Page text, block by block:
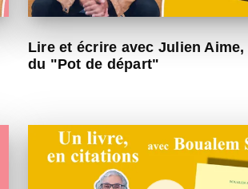
Lire et écrire avec Julien
du "Pot de départ"